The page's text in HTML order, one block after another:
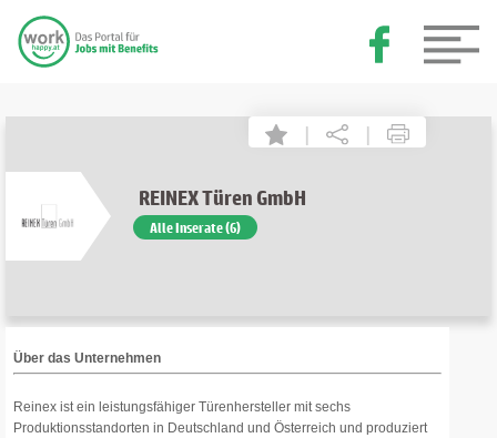
| |
REINEX Türen GmbH
Alle Inserate (6)
Über das Unternehmen
Reinex ist ein leistungsfähiger Türenhersteller mit sechs
Produktionsstandorten in Deutschland und Österreich und produziert